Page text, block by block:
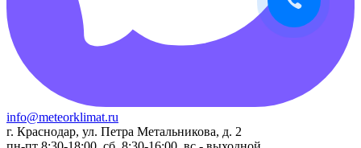
info@meteorklimat.ru
г. Краснодар, ул. Петра Метальникова, д. 2